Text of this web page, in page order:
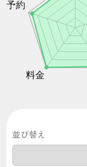
まずは無
れを紹介
【総評】
った脱毛
イデア美
並び替え